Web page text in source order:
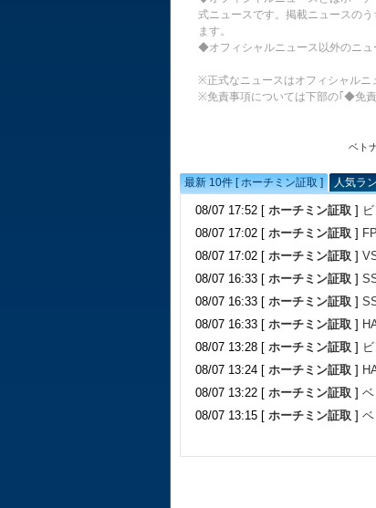
式ニュースです。掲載ニュースの
ます。
◆オフィシャルニュース以外のニュ
※正式なニュースはオフィシャルニ
※免責事項については下部の｢◆免責
ベト
最新 10件 [ ホーチミン証取 ] 人気ラ
08/07 17:52 [ ホーチミン証取 ]
08/07 17:02 [ ホーチミン証取 ]
08/07 17:02 [ ホーチミン証取 ]
08/07 16:33 [ ホーチミン証取 ]
08/07 16:33 [ ホーチミン証取 ]
08/07 16:33 [ ホーチミン証取 ]
08/07 13:28 [ ホーチミン証取 ]
08/07 13:24 [ ホーチミン証取 ]
08/07 13:22 [ ホーチミン証取 ]
08/07 13:15 [ ホーチミン証取 ]